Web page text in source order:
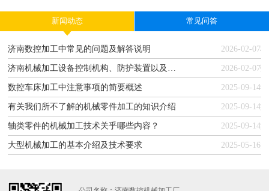
新闻动态 常见问答
济南数控加工中常见的问题及解答说明 2026-02-07
济南机械加工设备控制机构、防护装置以及检验维修的安全要求 2026-02-07
数控车床加工中注意事项的简要概述 2025-09-14
有关我们所不了解的机械零件加工的知识介绍 2025-09-14
轴类零件的机械加工技术关乎哪些内容？ 2025-09-14
大型机械加工的基本介绍及技术要求 2025-05-16